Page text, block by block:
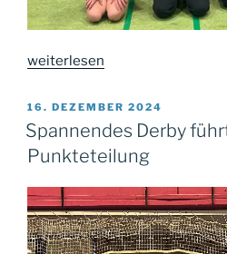
„Verbesserte
der
D-
Mädels“
weiterlesen
VERÖFFENTLICHT
AM
16. DEZEMBER 2024
Spannendes Derby
Punkteteilung